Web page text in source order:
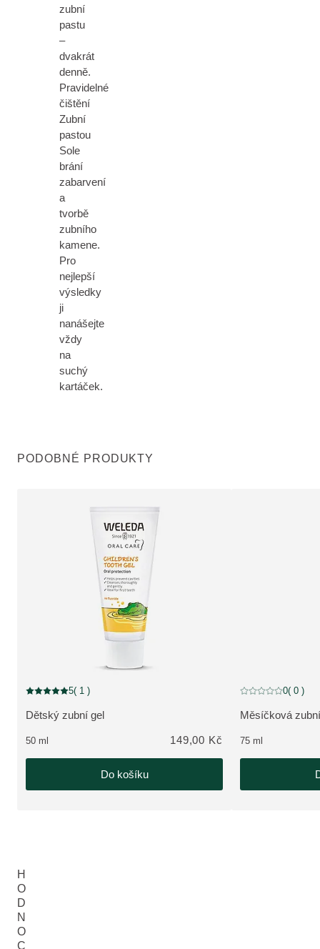
zubní
pastu
–
dvakrát
denně.
Pravidelné
čištění
Zubní
pastou
Sole
brání
zabarvení
a
tvorbě
zubního
kamene.
Pro
nejlepší
výsledky
ji
nanášejte
vždy
na
suchý
kartáček.
PODOBNÉ PRODUKTY
ZOBRAZIT PRODUKT:
Dětský zubní gel
Aktuální hodnocení: 5 z 5 hvězdiček hodnoceno 1 zákazníky
5( 1 )
50 ml 149,00 Kč
Do košíku
ZOBRAZIT
Měsíčková
Aktuální 0( 0 )
75 ml
H
O
D
N
O
C